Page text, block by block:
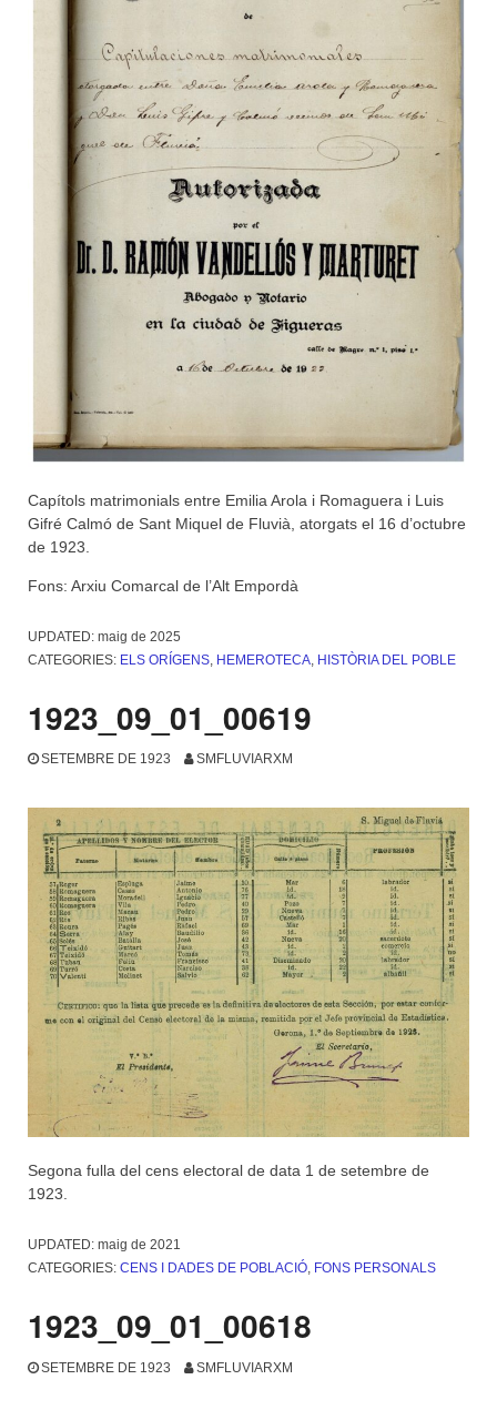
Capítols matrimonials entre Emilia Arola i Romaguera i Luis
Gifré Calmó de Sant Miquel de Fluvià, atorgats el 16 d’octubre
de 1923.
Fons: Arxiu Comarcal de l’Alt Empordà
UPDATED: maig de 2025
CATEGORIES: ELS ORÍGENS HEMEROTECA HISTÒRIA DEL POBLE
1923_09_01_00619
SETEMBRE DE 1923 SMFLUVIARXM
Segona fulla del cens electoral de data 1 de setembre de
1923.
UPDATED: maig de 2021
CATEGORIES: CENS I DADES DE POBLACIÓ, FONS PERSONALS
1923_09_01_00618
SETEMBRE DE 1923 SMFLUVIARXM